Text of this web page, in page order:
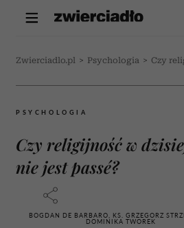
Zwierciadlo.pl > Psychologia > Czy
PSYCHOLOGIA
Czy religijność w
nie jest passé?
BOGDAN DE BARBARO, KS. GRZEGORZ
DOMINIKA TWOREK